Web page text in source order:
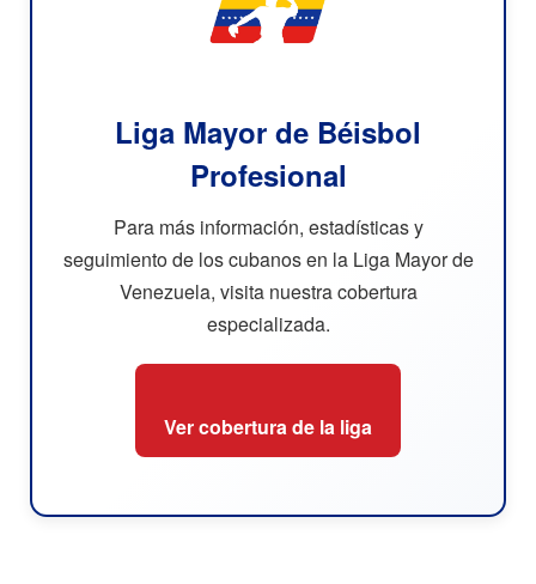
Liga Mayor de Béisbol
Profesional
Para más información, estadísticas y
seguimiento de los cubanos en la Liga Mayor de
Venezuela, visita nuestra cobertura
especializada.
Ver cobertura de la liga